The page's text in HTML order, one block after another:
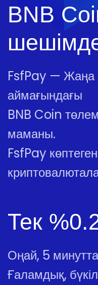
BNB
FsfPay — Жаңа
аймағындағы
BNB Coin
маманы.
FsfPay көптеген
Тек
Оңай, 5
Ғаламдық, бүкіл